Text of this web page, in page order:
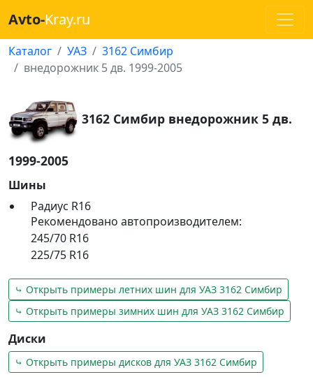
Avto-Kray.ru
Каталог УАЗ
3162 Симбир
внедорожник 5 дв. 1999-2005
3162 Симбир внедорожник 5 дв.
1999-2005
Шины
Радиус R16
Рекомендовано автопроизводителем:
245/70 R16
225/75 R16
⤷ Открыть примеры летних шин для УАЗ 3162 Симбир
⤷ Открыть примеры зимних шин для УАЗ 3162 Симбир
Диски
⤷ Открыть примеры дисков для УАЗ 3162 Симбир